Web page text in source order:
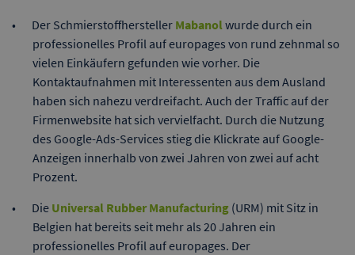
Der Schmierstoffhersteller Mabanolwurde durch ein
professionelles Profil auf europages von rund zehnmal so
vielen Einkäufern gefunden wie vorher. Die
Kontaktaufnahmen mit Interessenten aus dem Ausland
haben sich nahezu verdreifacht. Auch der Traffic auf der
Firmenwebsite hat sich vervielfacht. Durch die Nutzung
des Google-Ads-Services stieg die Klickrate auf Google-
Anzeigen innerhalb von zwei Jahren von zwei auf acht
Prozent.
Die Universal Rubber Manufacturing (URM) mit Sitz in
Belgien hat bereits seit mehr als 20 Jahren ein
professionelles Profil auf europages. Der